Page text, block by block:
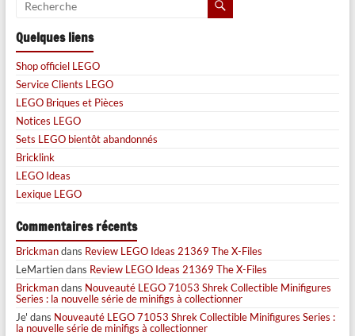
Quelques liens
Shop officiel LEGO
Service Clients LEGO
LEGO Briques et Pièces
Notices LEGO
Sets LEGO bientôt abandonnés
Bricklink
LEGO Ideas
Lexique LEGO
Commentaires récents
Brickmandans Review LEGO Ideas 21369 The X-Files
LeMartiendans Review LEGO Ideas 21369 The X-Files
Brickmandans Nouveauté LEGO 71053 Shrek Collectible Minifigures
Series : la nouvelle série de minifigs à collectionner
Je' dans Nouveauté LEGO 71053 Shrek Collectible Minifigures Series :
la nouvelle série de minifigs à collectionner